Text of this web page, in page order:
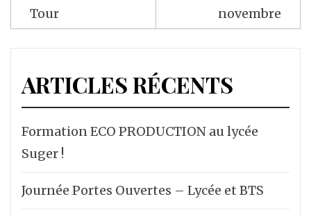
Tour
novembre
ARTICLES RÉCENTS
Formation ECO PRODUCTION au lycée
Suger !
Journée Portes Ouvertes – Lycée et BTS